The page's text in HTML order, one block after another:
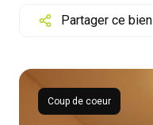
ventes
Partager ce bien
Coup de coeur